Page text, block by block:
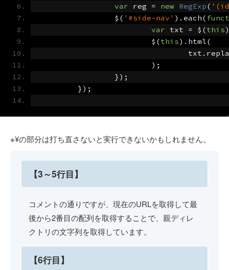
var reg = new RegExp(
		$
( '#side-nav' ). each(
var txt = $ (this
			$
(this). html(
				txt
.
);
});
});
※¥の部分は打ち直さないと実行できないかもしれません。
【3～5行目】
コメントの通りですが、現在のURLを取得して最
後から2番目の配列を取得することで、親ディレ
クトリの文字列を取得しています。
【6行目】